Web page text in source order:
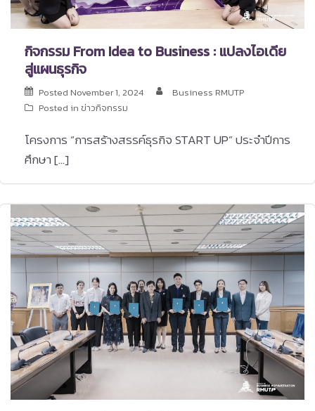
กิจกรรม From Idea to Business : แปลงไอเดีย
สู่แผนธุรกิจ
Posted November 1, 2024
Business RMUTP
Posted in ข่าวกิจกรรม
โครงการ “การสร้างสรรค์ธุรกิจ START UP” ประจำปีการ
ศึกษา […]